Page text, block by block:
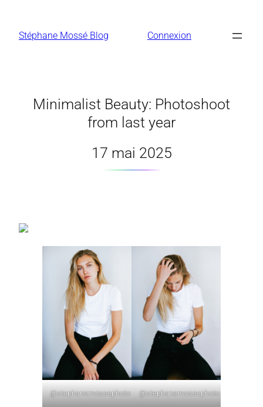
contenu
Stéphane Mossé Blog Connexion
Minimalist Beauty: Photoshoot
from last year
17 mai 2025
@stephanemossephoto @stephanemossephoto